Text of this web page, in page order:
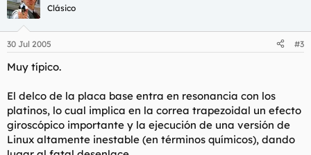
Clásico
30 Jul 2005 #3
Muy típico.
El delco de la placa base entra en resonancia con los
platinos, lo cual implica en la correa trapezoidal un efecto
giroscópico importante y la ejecución de una versión de
Linux altamente inestable (en términos químicos), dando